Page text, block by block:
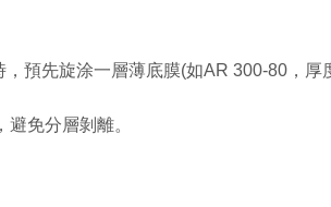
先旋涂一層薄底膜(如AR 300-80，厚
免分層剝離。